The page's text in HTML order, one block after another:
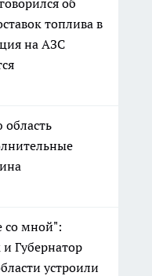
об
топлива в
на АЗС
область
со мной":
Губернатор
устроили